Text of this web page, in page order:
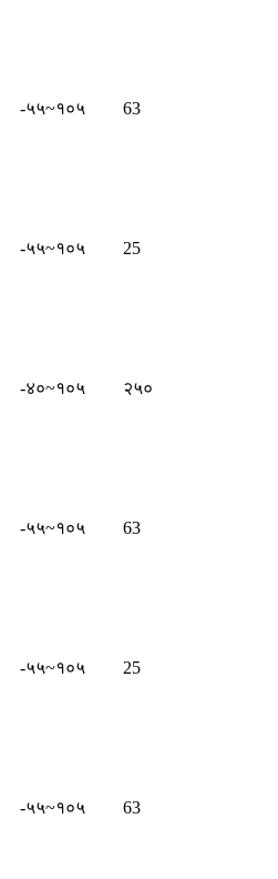
-५५~१०५ 63
-५५~१०५ 25
-४०~१०५ २५०
-५५~१०५ 63
-५५~१०५ 25
-५५~१०५ 63